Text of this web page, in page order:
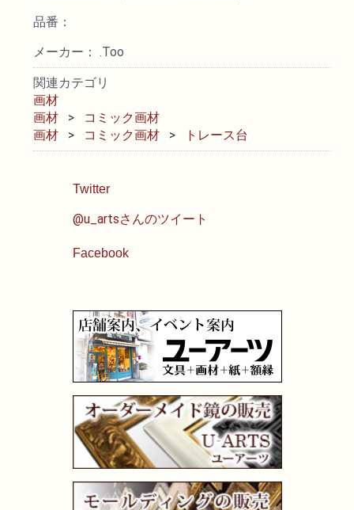
Twitter
@u_artsさんのツイート
Facebook
品番：
メーカー： .Too
関連カテゴリ
画材
画材
コミック画材
画材
コミック画材 トレース台
インク
鉛筆・木炭
紙・スケッチブック
筆